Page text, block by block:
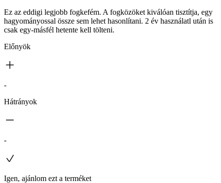
Ez az eddigi legjobb fogkefém. A fogközöket kiválóan tisztítja, egy
hagyományossal össze sem lehet hasonlítani. 2 év használatl után is
csak egy-másfél hetente kell tölteni.
Előnyök
-
Hátrányok
-
Igen, ajánlom ezt a terméket